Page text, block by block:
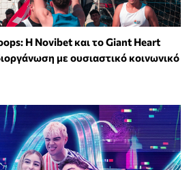
Η Novibet και το Giant Heart
με ουσιαστικό κοινωνικό